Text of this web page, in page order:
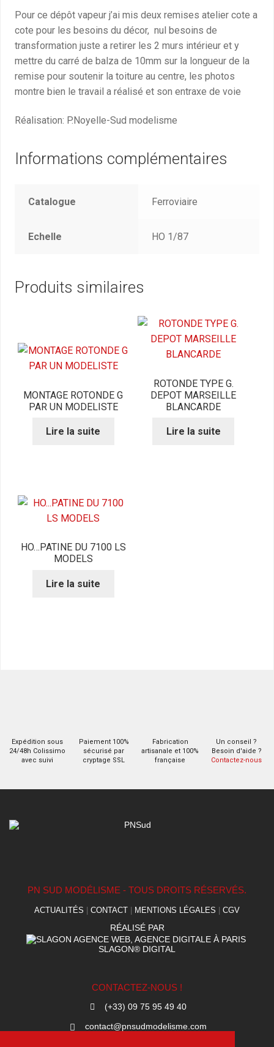
Pour ce dépôt vapeur j’ai mis deux remises atelier cote a
cote pour les besoins du décor, nul besoins de
transformation juste a retirer les 2 murs intérieur et y
mettre du carré de balza de 10mm sur la longueur de la
remise pour soutenir la toiture au centre, les photos
montre bien le travail a réalisé et son entraxe de voie
Réalisation: P.Noyelle-Sud modelisme
Informations complémentaires
Catalogue Ferroviaire
Echelle HO 1/87
Produits similaires
MONTAGE ROTONDE G
PAR UN MODELISTE
Lire la suite
ROTONDE TYPE G.
DEPOT MARSEILLE
BLANCARDE
Lire la suite
HO…PATINE DU 7100 LS
MODELS
Lire la suite
Expédition sous
24/48h Colissimo
avec suivi
Paiement 100%
sécurisé par
cryptage SSL
Fabrication
artisanale et 100%
française
Un conseil ?
Besoin d'aide ?
Contactez-nous
PN SUD MODÉLISME - TOUS DROITS RÉSERVÉS.
ACTUALITÉS CONTACT MENTIONS LÉGALES CGV
RÉALISÉ PAR
SLAGON® DIGITAL
CONTACTEZ-NOUS !
(+33) 09 75 95 49 40
contact@pnsudmodelisme.com